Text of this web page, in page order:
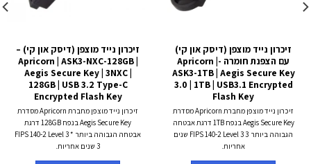
זיכרון נייד מוצפן (דיסק און קי)
עם הצפנת חומרה -Apricorn |
ASK3-1TB | Aegis Secure Key
3.0 | 1TB | USB3.1 Encrypted
Flash Key
זיכרון נייד מוצפן מחברת Apricorn מסדרת
Aegis Secure Key בנפח 1TB דרגת אבטחה
הגבוהה ביותר FIPS 140-2 Level 3 3 שנים
אחריות.
זיכרון נייד מוצפן (דיסק און קי) –
Apricorn | ASK3-NXC-128GB |
Aegis Secure Key | 3NXC |
128GB | USB 3.2 Type-C
Encrypted Flash Key
זיכרון נייד מוצפן מחברת Apricorn מסדרת
Aegis Secure Key בנפח 128GB דרגת
אבטחה הגבוהה ביותר FIPS 140-2 Level 3 *
3 שנים אחריות.